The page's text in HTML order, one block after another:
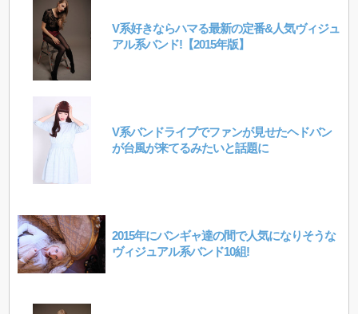
V系好きならハマる最新の定番&人気ヴィジュ
アル系バンド!【2015年版】
V系バンドライブでファンが見せたヘドバン
が台風が来てるみたいと話題に
2015年にバンギャ達の間で人気になりそうな
ヴィジュアル系バンド10組!